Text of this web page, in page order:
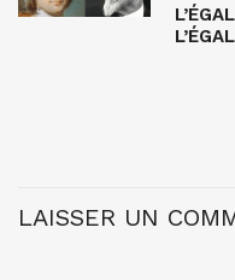
LAISSER UN